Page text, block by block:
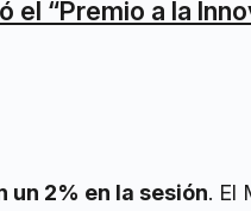
el “Premio a la
2% en la sesión. El